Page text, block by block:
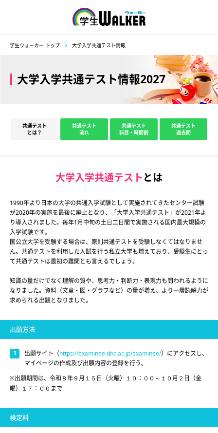
学生ウォーカー トップ 大学入学共通テスト情報
大学入学共通テスト情報2027
共通テスト
とは？
共通テスト
流れ
共通テスト
科目・時間割
共通テスト
過去問
大学入学共通テストとは
1990年より日本の大学の共通入学試験として実施されてきたセンター試験
が2020年の実施を最後に廃止となり、「大学入学共通テスト」が2021年よ
り導入されました。毎年1月中旬の土日二日間で実施される国内最大規模の
入学試験です。
国公立大学を受験する場合は、原則共通テストを受験しなくてはなりませ
ん。共通テストを利用した入試を行う私立大学も増えており、受験生にとっ
て共通テストは最初の難関とも言えるでしょう。
知識の量だけでなく理解の質や、思考力・判断力・表現力も問われるように
なりました。資料（文章・図・グラフなど）の量が増え、より一層読解力が
求められる出題となりました。
出願方法
出願サイト（https://examinee.dnc.ac.jp/examinee/）にアクセスし、
マイページの作成及び出願内容の登録を行う。
※出願期間は、令和８年９月１５日（火曜）１０：００～１０月２日（金
曜）１７：００まで
検定料